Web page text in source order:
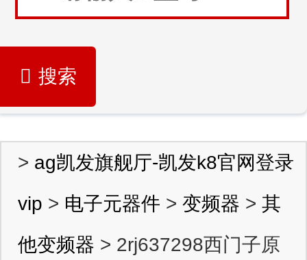
搜索
> ag凯发旗舰厅-凯发k8官网登录
vip > 电子元器件 > 变频器 > 其
他变频器 > 2rj637298西门子原